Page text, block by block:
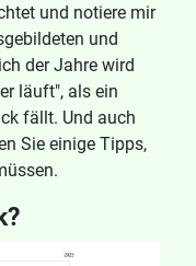
und notiere mir
und
der Jahre wird
läuft", als ein
fällt. Und auch
Sie einige Tipps,